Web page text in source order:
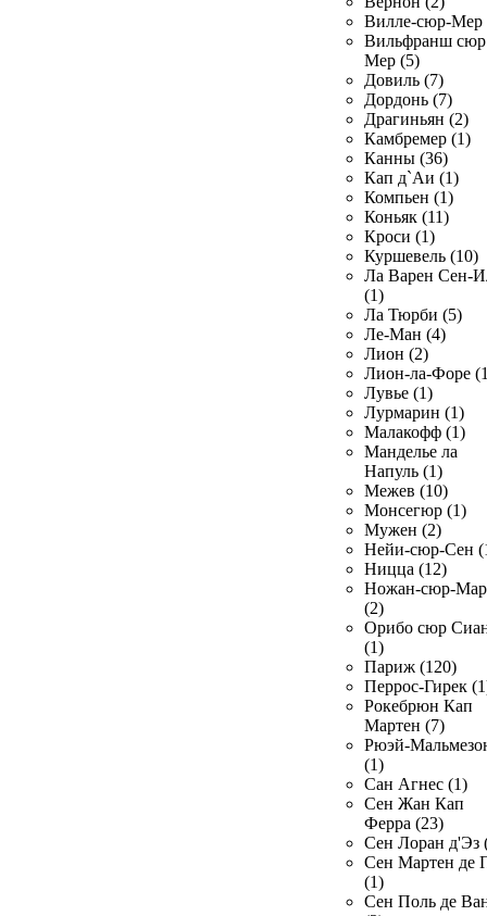
Вилле-сюр-Мер
Вильфранш сюр
Мер (5)
Довиль (7)
Дордонь (7)
Драгиньян (2)
Камбремер (1)
Канны (36)
Кап д`Аи (1)
Компьен (1)
Коньяк (11)
Кроси (1)
Куршевель (10)
Ла Варен Сен-
(1)
Ла Тюрби (5)
Ле-Ман (4)
Лион (2)
Лион-ла-Форе
Лувье (1)
Лурмарин (1)
Малакофф (1)
Манделье ла
Напуль (1)
Межев (10)
Монсегюр (1)
Мужен (2)
Нейи-сюр-Сен
Ницца (12)
Ножан-сюр-
(2)
Орибо сюр
(1)
Париж (120)
Перрос-Гирек
Рокебрюн Кап
Мартен (7)
Рюэй-
(1)
Сан Агнес (1)
Сен Жан Кап
Ферра (23)
Сен Лоран д'Эз
Сен Мартен де
(1)
Сен Поль де